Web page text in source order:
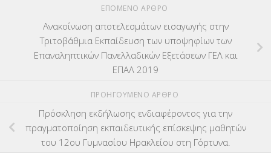
ΕΠΌΜΕΝΟ ΆΡΘΡΟ
Ανακοίνωση αποτελεσμάτων εισαγωγής στην
Τριτοβάθμια Εκπαίδευση των υποψηφίων των
Επαναληπτικών Πανελλαδικών Εξετάσεων ΓΕΛ και
ΕΠΑΛ 2019
ΠΡΟΗΓΟΎΜΕΝΟ ΆΡΘΡΟ
Πρόσκληση εκδήλωσης ενδιαφέροντος για την
πραγματοποίηση εκπαιδευτικής επίσκεψης μαθητών
του 12ου Γυμνασίου Ηρακλείου στη Γόρτυνα.